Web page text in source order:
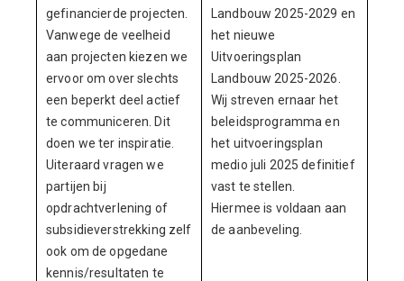
gefinancierde projecten.
Vanwege de veelheid
aan projecten kiezen we
ervoor om over slechts
een beperkt deel actief
te communiceren. Dit
doen we ter inspiratie.
Uiteraard vragen we
partijen bij
opdrachtverlening of
subsidieverstrekking zelf
ook om de opgedane
kennis/resultaten te
Landbouw 2025-2029 en
het nieuwe
Uitvoeringsplan
Landbouw 2025-2026.
Wij streven ernaar het
beleidsprogramma en
het uitvoeringsplan
medio juli 2025 definitief
vast te stellen.
Hiermee is voldaan aan
de aanbeveling.